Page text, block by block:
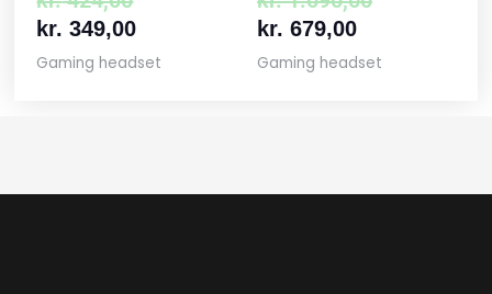
kr. 349,00
Gaming headset
kr. 679,00
Gaming headset